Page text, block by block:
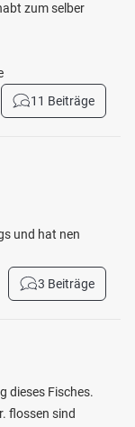
zum selber
11 Beiträge
und hat nen
3 Beiträge
dieses Fisches.
flossen sind